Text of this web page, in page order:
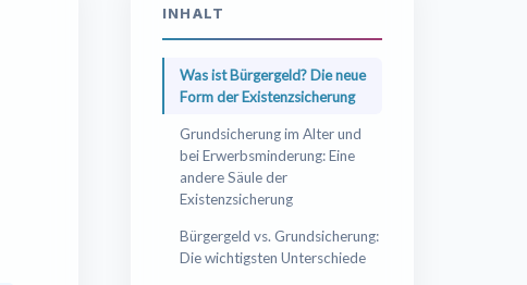
INHALT
Was ist Bürgergeld? Die neue
Form der Existenzsicherung
Grundsicherung im Alter und
bei Erwerbsminderung: Eine
andere Säule der
Existenzsicherung
Bürgergeld vs. Grundsicherung:
Die wichtigsten Unterschiede